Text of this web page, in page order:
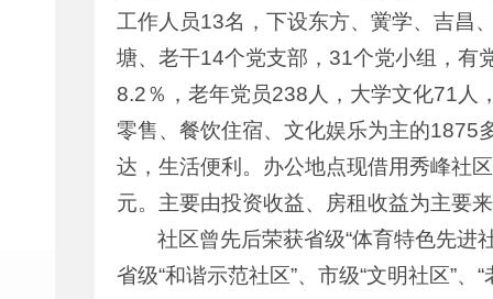
工作人员13名，下设东方、黉学、吉昌
塘、老干14个党支部，31个党小组，有
8.2％，老年党员238人，大学文化71人
零售、餐饮住宿、文化娱乐为主的1875
达，生活便利。办公地点现借用秀峰社
元。主要由投资收益、房租收益为主要
社区曾先后荣获省级“体育特色先进
省级“和谐示范社区”、市级“文明社区”